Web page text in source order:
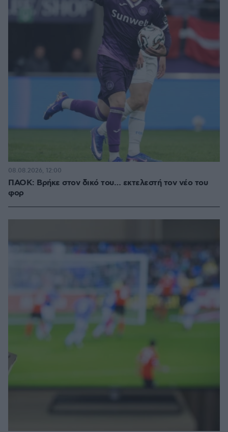
ΠΑΟΚ: Βρήκε στον δικό του… εκτελεστή τον νέο του
φορ
08.08.2026, 12:00